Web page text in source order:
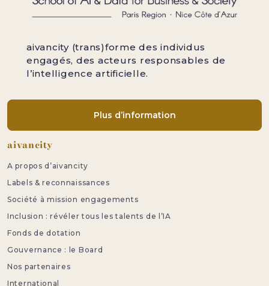
aivancity (trans)forme des individus
engagés, des acteurs responsables de
l’intelligence artificielle.
Plus d’information
Pied de page
aivancity
A propos d’aivancity
Labels & reconnaissances
Société à mission engagements
Inclusion : révéler tous les talents de l’IA
Fonds de dotation
Gouvernance : le Board
Nos partenaires
International